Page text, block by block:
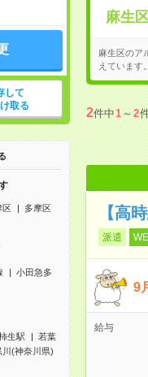
して
取る
区
多摩区
小田急多
生駅
若葉
川(神奈川県)
麻生
麻生区のア
えています
2件中1～2
【高
派遣
9
給与